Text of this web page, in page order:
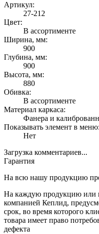
Артикул:
27-212
Цвет:
В ассортименте
Ширина, мм:
900
Глубина, мм:
900
Высота, мм:
880
Обивка:
В ассортименте
Материал каркаса:
Фанера и
Показывать элемент в меню:
Нет
Загрузка комментариев...
Гарантия
На всю нашу продукцию
На каждую продукцию или
компанией Кеплид,
срок, во время которого
товара имеет право
дефекта